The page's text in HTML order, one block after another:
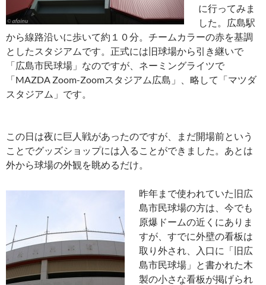
に行ってみま
した。広島駅
から線路沿いに歩いて約１０分。チームカラーの赤を基調
としたスタジアムです。正式には旧球場から引き継いで
「広島市民球場」なのですが、ネーミングライツで
「MAZDA Zoom-Zoomスタジアム広島」、略して「マツダ
スタジアム」です。
この日は夜に巨人戦があったのですが、まだ開場前という
ことでグッズショップには入ることができました。あとは
外から球場の外観を眺めるだけ。
昨年まで使われていた旧広
島市民球場の方は、今でも
原爆ドームの近くにありま
すが、すでに外壁の看板は
取り外され、入口に「旧広
島市民球場」と書かれた木
製の小さな看板が掲げられ